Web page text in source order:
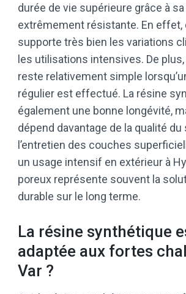
durée de vie supérieure grâce à
extrêmement résistante. En
supporte très bien les variations
les utilisations intensives. De
reste relativement simple
régulier est effectué. La résine
également une bonne longévité,
dépend davantage de la qualité
l’entretien des couches
un usage intensif en extérieur à
poreux représente souvent la
durable sur le long terme.
La résine synthétique
adaptée aux fortes
Var ?